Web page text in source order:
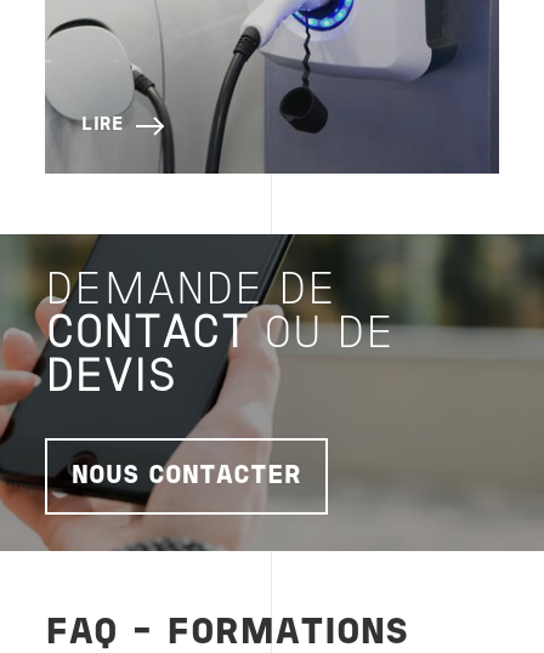
LIRE
DEMANDE DE
CONTACTOU DE
DEVIS
NOUS CONTACTER
FAQ – FORMATIONS